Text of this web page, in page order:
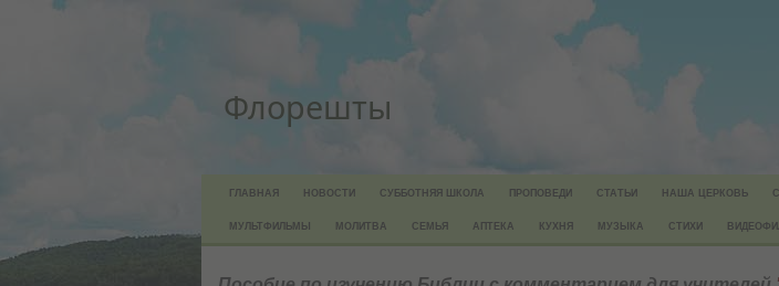
Флорешты
ГЛАВНАЯ НОВОСТИ СУББОТНЯЯ ШКОЛА ПРОПОВЕДИ СТАТЬИ НАША ЦЕРКОВЬ
МУЛЬТФИЛЬМЫ МОЛИТВА СЕМЬЯ АПТЕКА КУХНЯ МУЗЫКА СТИХИ